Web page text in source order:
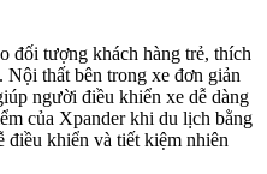
đối tượng khách hàng trẻ, thích
Nội thất bên trong xe đơn giản
người điều khiển xe dễ dàng
của Xpander khi du lịch bằng
điều khiển và tiết kiệm nhiên